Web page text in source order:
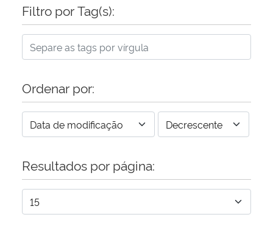
Filtro por Tag(s):
Ordenar por:
Resultados por página: